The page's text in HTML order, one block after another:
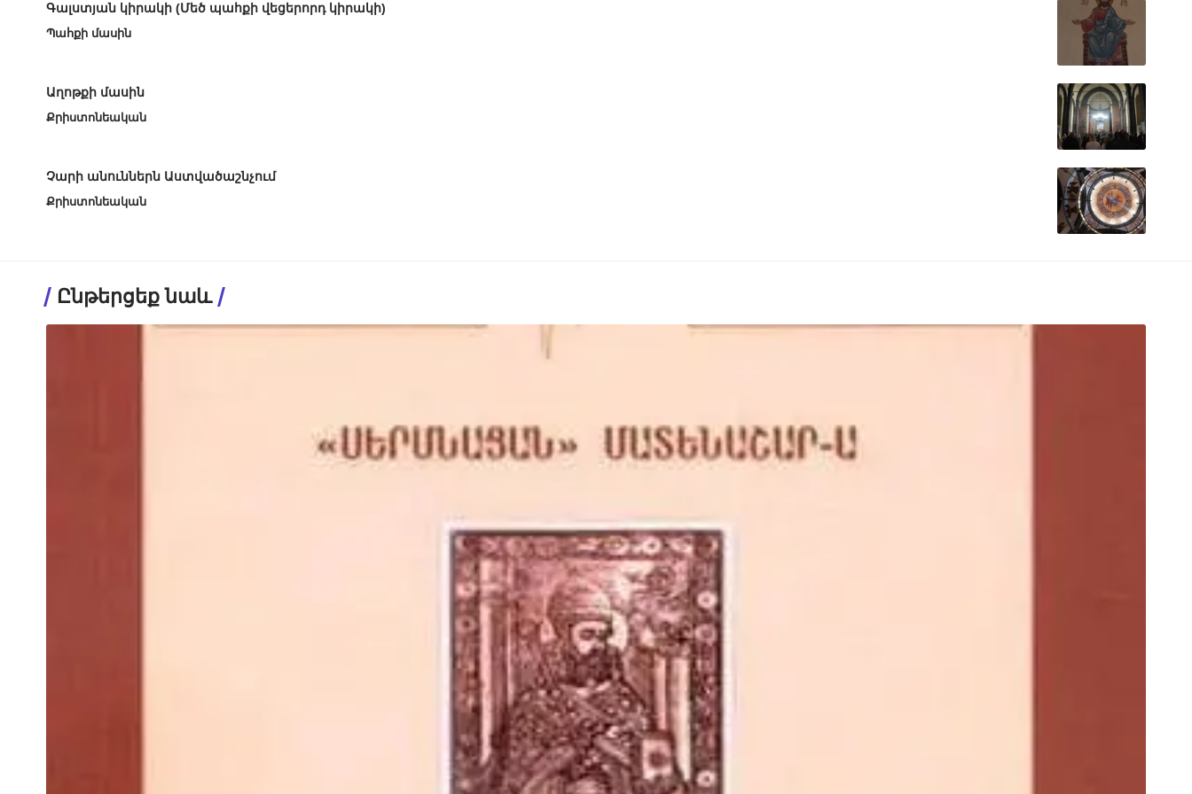
Գալստյան կիրակի (Մեծ պահքի վեցերորդ կիրակի)
Պահքի մասին
Աղոթքի մասին
Քրիստոնեական
Չարի անուններն Աստվածաշնչում
Քրիստոնեական
Ընթերցեք նաև